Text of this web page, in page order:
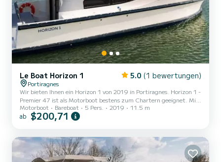
Le Boat Horizon 1 5.0 (1 bewertungen)
Portiragnes
Wir bieten Ihnen ein Horizon 1 von 2019 in Portiragnes. Horizon 1 -
Premier 47 ist als Motorboot bestens zum Chartern geeignet. Mit
seinen angenehmen Fahreigenschaften eignet sich dieses Schiff
ideal für einen Törn von einer Woche und mehr. Das Boot hat 2
sein, um einen einzigartigen Urlaub auf dem Wasser in der
Umgebung von Portiragnes zu verbringen....
Motorboot Bareboat 5 Pers. 2019 11.5 m
ab $200,71